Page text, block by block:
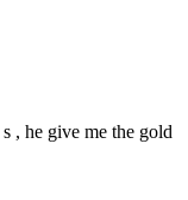
, he give me the gold